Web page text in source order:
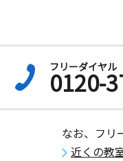
フリーダイヤル
0120-
なお、フリ
近くの教